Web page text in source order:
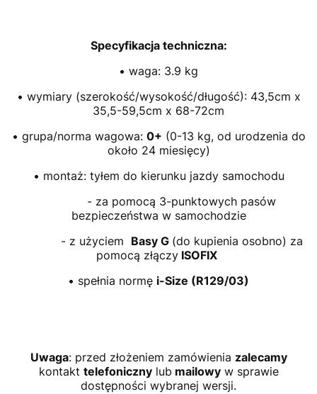
Specyfikacja techniczna:
• waga: 3.9 kg
• wymiary (szerokość/wysokość/długość): 43,5cm x
35,5-59,5cm x 68-72cm
• grupa/norma wagowa: 0+ (0-13 kg, od urodzenia do
około 24 miesięcy)
• montaż: tyłem do kierunku jazdy samochodu
- za pomocą 3-punktowych pasów
bezpieczeństwa w samochodzie
- z użyciem Basy G (do kupienia osobno) za
pomocą złączy ISOFIX
• spełnia normę i-Size (R129/03)
Uwaga: przed złożeniem zamówienia zalecamy
kontakt telefonicznylub mailowyw sprawie
dostępności wybranej wersji.